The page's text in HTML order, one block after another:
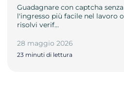
Guadagnare con captcha
l'ingresso più facile nel lavoro
risolvi verif…
28 maggio 2026
23 minuti di lettura